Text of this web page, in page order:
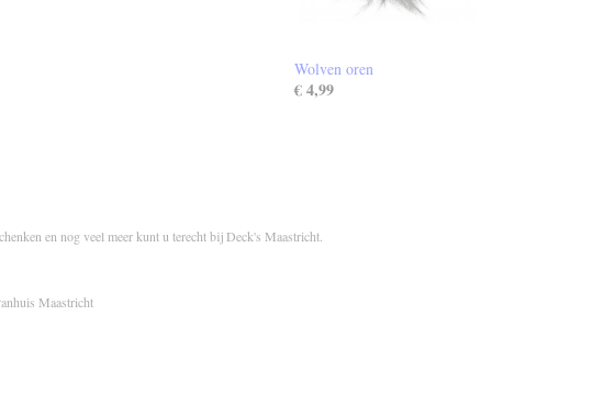
Wolven oren
€ 4,99
en nog veel meer kunt u terecht bij Deck's Maastricht.
Maastricht